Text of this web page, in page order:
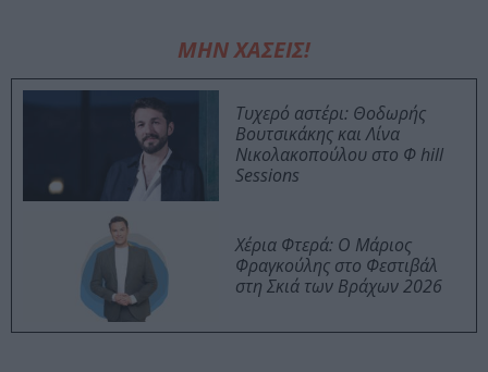
ΜΗΝ ΧΑΣΕΙΣ!
Τυχερό αστέρι: Θοδωρής
Βουτσικάκης και Λίνα
Νικολακοπούλου στο Φ hill
Sessions
Χέρια Φτερά: Ο Μάριος
Φραγκούλης στο Φεστιβάλ
στη Σκιά των Βράχων 2026